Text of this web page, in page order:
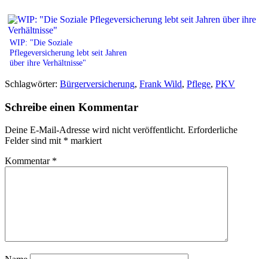
WIP: "Die Soziale
Pflegeversicherung lebt seit Jahren
über ihre Verhältnisse"
Schlagwörter: Bürgerversicherung, Frank Wild, Pflege, PKV
Schreibe einen Kommentar
Deine E-Mail-Adresse wird nicht veröffentlicht. Erforderliche
Felder sind mit * markiert
Kommentar *